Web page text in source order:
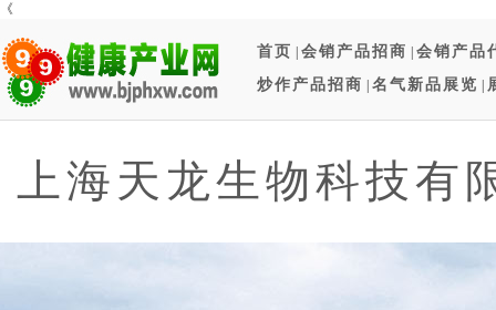
《
首页 会销产品招商
会销产品
炒作产品招商
名气新品展览
上海天龙生物科技有